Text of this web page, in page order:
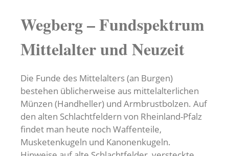
Wegberg – Fundspektrum
Mittelalter und Neuzeit
Die Funde des Mittelalters (an Burgen)
bestehen üblicherweise aus mittelalterlichen
Münzen (Handheller) und Armbrustbolzen. Auf
den alten Schlachtfeldern von Rheinland-Pfalz
findet man heute noch Waffenteile,
Musketenkugeln und Kanonenkugeln.